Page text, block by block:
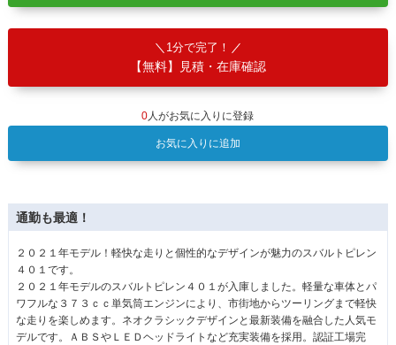
1分で完了！
【無料】見積・在庫確認
0人がお気に入りに登録
お気に入りに追加
通勤も最適！
２０２１年モデル！軽快な走りと個性的なデザインが魅力のスバルトピレン
４０１です。
２０２１年モデルのスバルトピレン４０１が入庫しました。軽量な車体とパ
ワフルな３７３ｃｃ単気筒エンジンにより、市街地からツーリングまで軽快
な走りを楽しめます。ネオクラシックデザインと最新装備を融合した人気モ
デルです。ＡＢＳやＬＥＤヘッドライトなど充実装備を採用。認証工場完